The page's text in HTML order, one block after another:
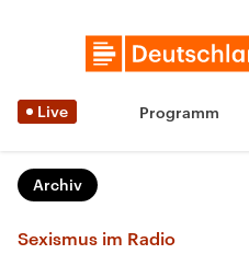
Live Programm
Archiv
Sexismus im Radio